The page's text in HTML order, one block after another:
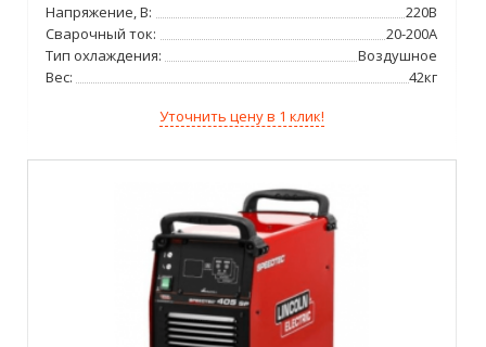
Напряжение, В:
220В
Сварочный ток:
20-200А
Тип охлаждения:
Воздушное
Вес:
42кг
Уточнить цену в 1 клик!